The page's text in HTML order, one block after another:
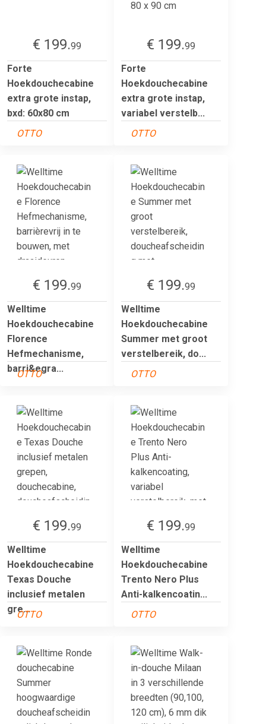
€ 199.99
Forte
Hoekdouchecabine
extra grote instap,
bxd: 60x80 cm
OTTO
€ 199.99
Forte
Hoekdouchecabine
extra grote instap,
variabel verstelb...
OTTO
€ 199.99
Welltime
Hoekdouchecabine
Florence
Hefmechanisme,
barri&egra...
OTTO
€ 199.99
Welltime
Hoekdouchecabine
Summer met groot
verstelbereik, do...
OTTO
€ 199.99
Welltime
Hoekdouchecabine
Texas Douche
inclusief metalen
gre...OTTO
€ 199.99
Welltime
Hoekdouchecabine
Trento Nero Plus
Anti-kalkencoatin...
OTTO